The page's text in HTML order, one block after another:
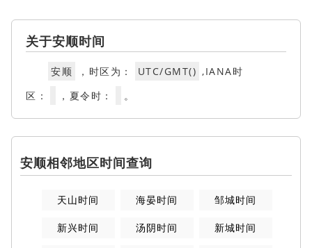
关于安顺时间
安顺 ，时区为： UTC/GMT() ,IANA时
区：
，夏令时： 。
安顺相邻地区时间查询
天山时间 海晏时间 邹城时间
新兴时间 汤阴时间 新城时间